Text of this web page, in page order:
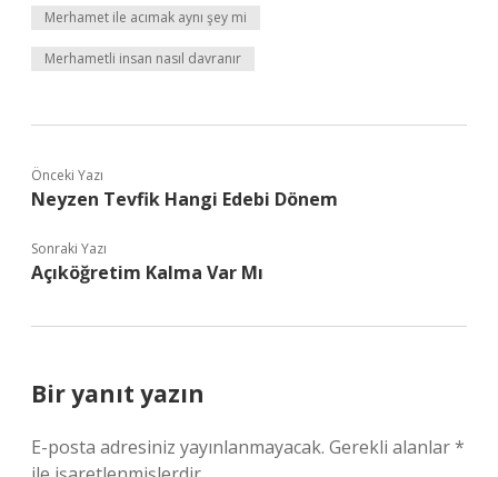
Merhamet ile acımak aynı şey mi
Merhametli insan nasıl davranır
Önceki Yazı
Neyzen Tevfik Hangi Edebi Dönem
Sonraki Yazı
Açıköğretim Kalma Var Mı
Bir yanıt yazın
E-posta adresiniz yayınlanmayacak. Gerekli alanlar*